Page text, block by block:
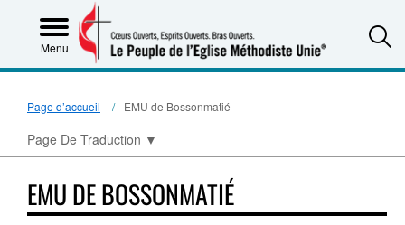
Menu
Page d’accueil EMU de Bossonmatié
Page De Traduction ▼
EMU DE BOSSONMATIÉ